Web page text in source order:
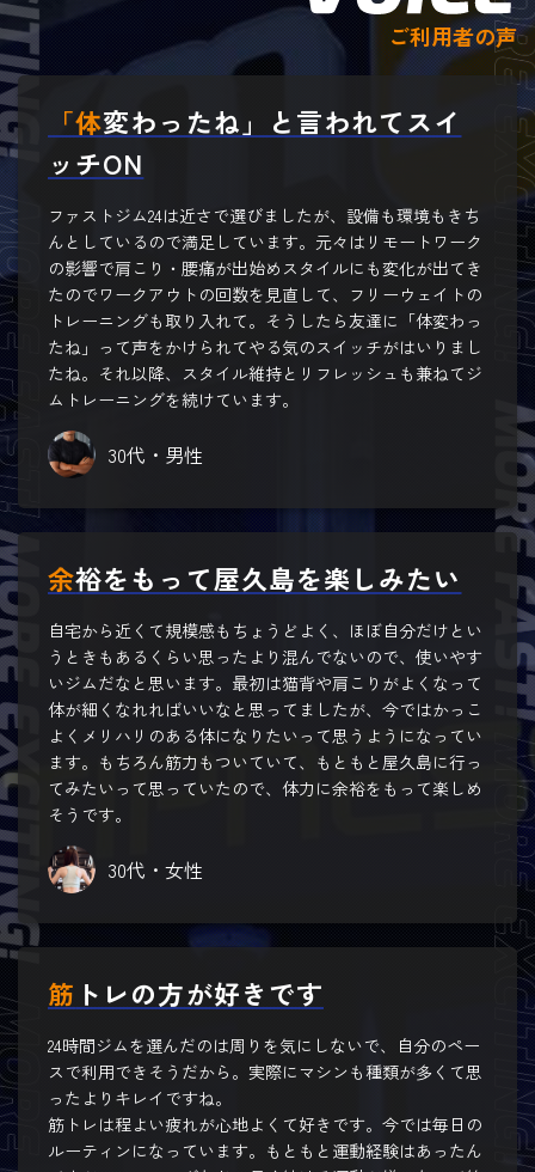
ご利用者の声
「体変わったね」と言われてスイ
ッチON
ファストジム24は近さで選びましたが、設備も環境もきち
んとしているので満足しています。元々はリモートワーク
の影響で肩こり・腰痛が出始めスタイルにも変化が出てき
たのでワークアウトの回数を見直して、フリーウェイトの
トレーニングも取り入れて。そうしたら友達に「体変わっ
たね」って声をかけられてやる気のスイッチがはいりまし
たね。それ以降、スタイル維持とリフレッシュも兼ねてジ
ムトレーニングを続けています。
30代・男性
余裕をもって屋久島を楽しみたい
自宅から近くて規模感もちょうどよく、ほぼ自分だけとい
うときもあるくらい思ったより混んでないので、使いやす
いジムだなと思います。最初は猫背や肩こりがよくなって
体が細くなれればいいなと思ってましたが、今ではかっこ
よくメリハリのある体になりたいって思うようになってい
ます。もちろん筋力もついていて、もともと屋久島に行っ
てみたいって思っていたので、体力に余裕をもって楽しめ
そうです。
30代・女性
筋トレの方が好きです
24時間ジムを選んだのは周りを気にしないで、自分のペー
スで利用できそうだから。実際にマシンも種類が多くて思
ったよりキレイですね。
筋トレは程よい疲れが心地よくて好きです。今では毎日の
ルーティンになっています。もともと運動経験はあったん